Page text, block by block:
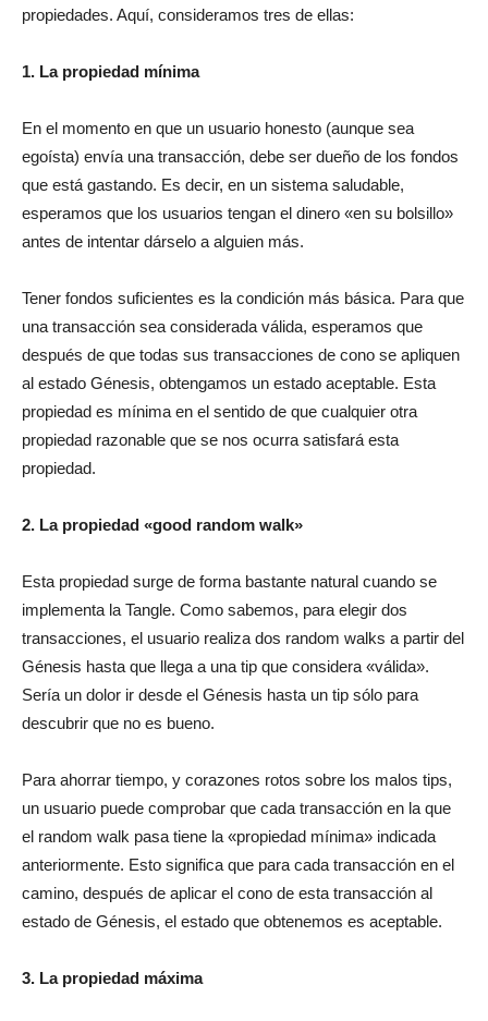
propiedades. Aquí, consideramos tres de ellas:
1. La propiedad mínima
En el momento en que un usuario honesto (aunque sea
egoísta) envía una transacción, debe ser dueño de los fondos
que está gastando. Es decir, en un sistema saludable,
esperamos que los usuarios tengan el dinero «en su bolsillo»
antes de intentar dárselo a alguien más.
Tener fondos suficientes es la condición más básica. Para que
una transacción sea considerada válida, esperamos que
después de que todas sus transacciones de cono se apliquen
al estado Génesis, obtengamos un estado aceptable. Esta
propiedad es mínima en el sentido de que cualquier otra
propiedad razonable que se nos ocurra satisfará esta
propiedad.
2. La propiedad «good random walk»
Esta propiedad surge de forma bastante natural cuando se
implementa la Tangle. Como sabemos, para elegir dos
transacciones, el usuario realiza dos random walks a partir del
Génesis hasta que llega a una tip que considera «válida».
Sería un dolor ir desde el Génesis hasta un tip sólo para
descubrir que no es bueno.
Para ahorrar tiempo, y corazones rotos sobre los malos tips,
un usuario puede comprobar que cada transacción en la que
el random walk pasa tiene la «propiedad mínima» indicada
anteriormente. Esto significa que para cada transacción en el
camino, después de aplicar el cono de esta transacción al
estado de Génesis, el estado que obtenemos es aceptable.
3. La propiedad máxima